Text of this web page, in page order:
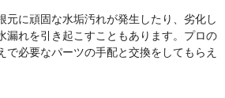
元に頑固な水垢汚れが発生したり、劣化し
漏れを引き起こすこともあります。プロの
必要なパーツの手配と交換をしてもらえ